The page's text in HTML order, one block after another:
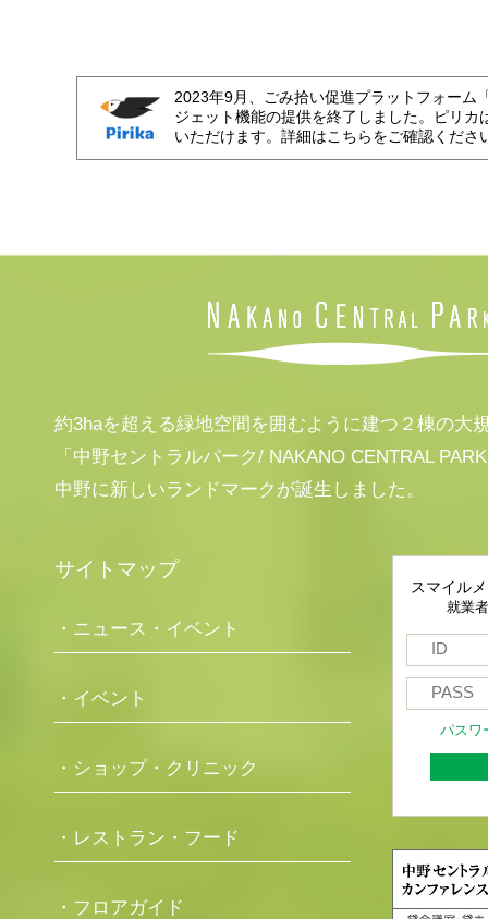
2023年9月、ごみ拾い促進プラットフォーム
ジェット機能の提供を終了しました。ピリカ
いただけます。詳細はこちらをご確認くださ
約3haを超える緑地空間を囲むように建つ２棟の大
「中野セントラルパーク/ NAKANO CENTRAL
中野に新しいランドマークが誕生しました。
サイトマップ
・ニュース・イベント
・イベント
・ショップ・クリニック
・レストラン・フード
・フロアガイド
スマイル
就業
パスワ